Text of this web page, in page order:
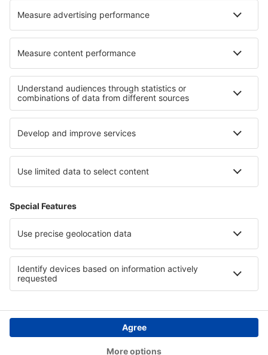
Hotely v Ipanemě Hotely na Sardinii
Hotely v Western Transdanubia
Hotely v Garmisch-Partenkirchenu
Hotely v Národní park Sør-Spitsbergen
Hotely v Lodžském vojvodství